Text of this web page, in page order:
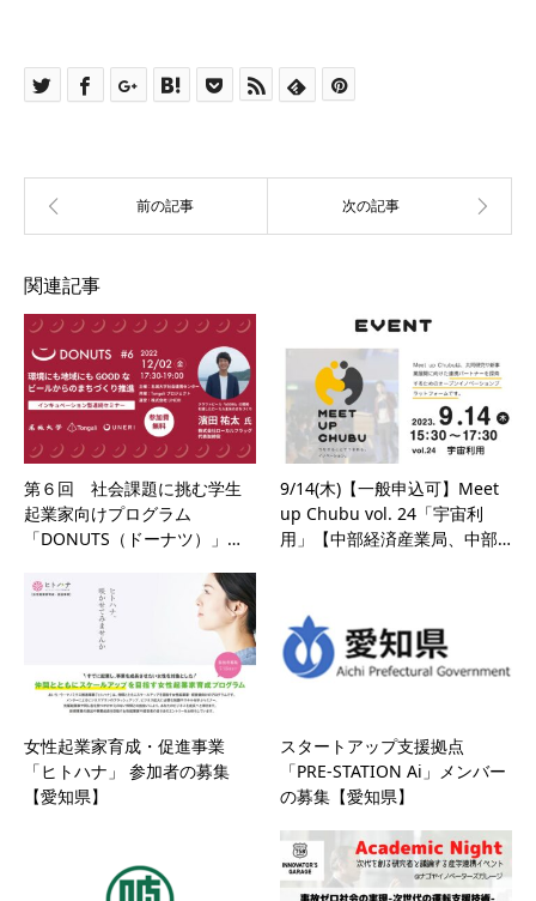
関連記事
第６回 社会課題に挑む学生
起業家向けプログラム
「DONUTS（ドーナツ）」…
9/14(木)【一般申込可】Meet
up Chubu vol. 24「宇宙利
用」【中部経済産業局、中部…
女性起業家育成・促進事業
「ヒトハナ」 参加者の募集
【愛知県】
スタートアップ支援拠点
「PRE-STATION Ai」メンバー
の募集【愛知県】